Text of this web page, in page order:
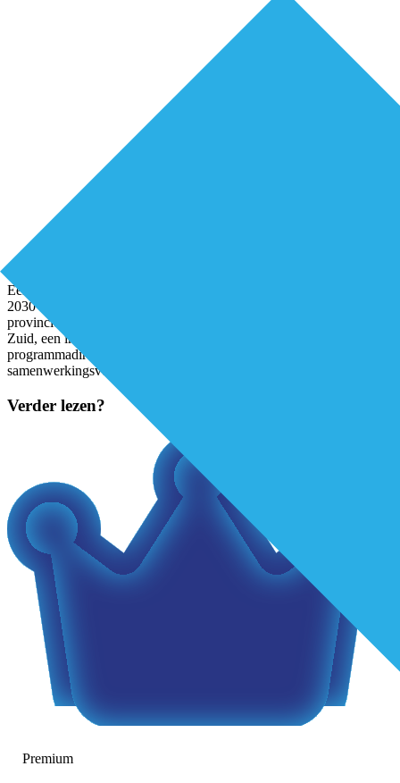
Een tekort van 7.500 zorgwerknemers, dat is wat Zeeland in het jaar
2030 te wachten staat als er nu niets gebeurt. Dat is voor een
provincie met 385 duizend inwoners, vergelijkbaar met Rotterdam-
Zuid, een immens getal, vertelt Edwin Leutscher,
programmadirecteur van de Zeeuwse Zorg Coalitie, een
samenwerkingsverband van 64 partijen,
Verder lezen?
Premium